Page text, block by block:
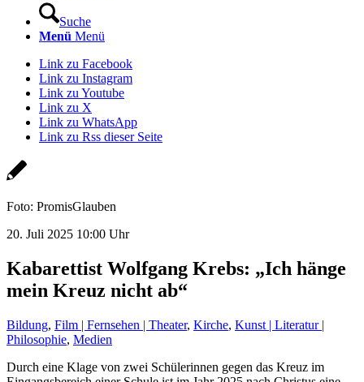
Suche
Menü Menü
Link zu Facebook
Link zu Instagram
Link zu Youtube
Link zu X
Link zu WhatsApp
Link zu Rss dieser Seite
Foto: PromisGlauben
20. Juli 2025 10:00 Uhr
Kabarettist Wolfgang Krebs: „Ich hänge
mein Kreuz nicht ab“
Bildung, Film | Fernsehen | Theater, Kirche, Kunst | Literatur |
Philosophie, Medien
Durch eine Klage von zwei Schülerinnen gegen das Kreuz im